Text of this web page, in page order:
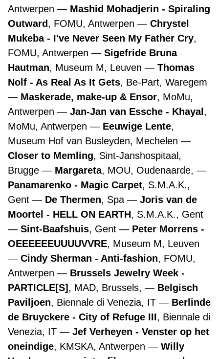
Antwerpen
Mashid Mohadjerin - Spiraling
Outward, FOMU, Antwerpen
Chrystel
Mukeba - I've Never Seen My Father Cry,
FOMU, Antwerpen
Sigefride Bruna
Hautman, Museum M, Leuven
Thomas
Nolf - As Real As It Gets, Be-Part, Waregem
Maskerade, make-up & Ensor, MoMu,
Antwerpen
Jan-Jan van Essche - Khayal ,
MoMu, Antwerpen
Eeuwige Lente,
Museum Hof van Busleyden, Mechelen
Closer to Memling, Sint-Janshospitaal,
Brugge
Margareta, MOU, Oudenaarde,
Panamarenko - Magic Carpet, S.M.A.K.,
Gent
De Thermen, Spa
Joris van de
Moortel - HELL ON EARTH, S.M.A.K., Gent
Sint-Baafshuis, Gent
Peter Morrens -
OEEEEEEUUUUVVRE, Museum M, Leuven
Cindy Sherman - Anti-fashion, FOMU,
Antwerpen
Brussels Jewelry Week -
PARTICLE[S] , MAD, Brussels,
Belgisch
Paviljoen, Biennale di Venezia, IT
Berlinde
de Bruyckere - City of Refuge III, Biennale di
Venezia, IT
Jef Verheyen - Venster op het
oneindige, KMSKA, Antwerpen
Willy